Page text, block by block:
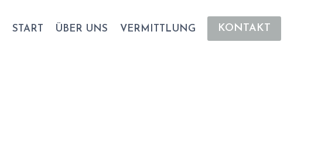
START ÜBER UNS VERMITTLUNG KONTAKT